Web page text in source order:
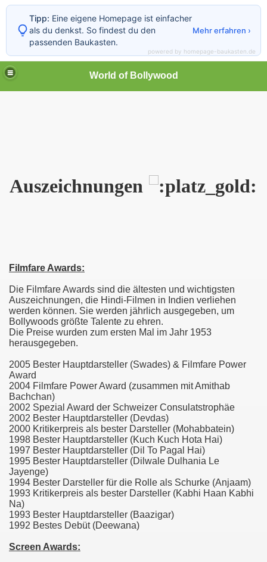
World of Bollywood
Auszeichnungen
Filmfare Awards:
Die Filmfare Awards sind die ältesten und wichtigsten
Auszeichnungen, die Hindi-Filmen in Indien verliehen
werden können. Sie werden jährlich ausgegeben, um
Bollywoods größte Talente zu ehren.
Die Preise wurden zum ersten Mal im Jahr 1953
herausgegeben.
2005 Bester Hauptdarsteller (Swades) & Filmfare Power
Award
2004 Filmfare Power Award (zusammen mit Amithab
Bachchan)
2002 Spezial Award der Schweizer Consulatstrophäe
2002 Bester Hauptdarsteller (Devdas)
2000 Kritikerpreis als bester Darsteller (Mohabbatein)
1998 Bester Hauptdarsteller (Kuch Kuch Hota Hai)
1997 Bester Hauptdarsteller (Dil To Pagal Hai)
1995 Bester Hauptdarsteller (Dilwale Dulhania Le
Jayenge)
1994 Bester Darsteller für die Rolle als Schurke (Anjaam)
1993 Kritikerpreis als bester Darsteller (Kabhi Haan Kabhi
Na)
1993 Bester Hauptdarsteller (Baazigar)
1992 Bestes Debüt (Deewana)
Screen Awards:
Tipp: Eine eigene Homepage ist einfacher
als du denkst. So findest du den
passenden Baukasten.
Mehr erfahren ›
powered by homepage-baukasten.de